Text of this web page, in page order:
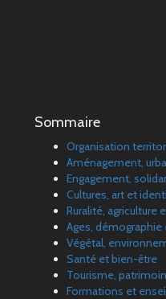
Sommaire
Organisation
Aménagement,
Engagement,
Cultures, art et
Ruralité, agriculture
Ages,
Végétal,
Santé et bien-être
Tourisme,
Formations et